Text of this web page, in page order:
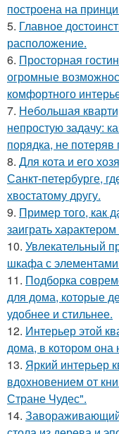
построена на
5. Главное
расположение.
6. Просторная
огромные
комфортного
7. Небольшая
непростую задачу:
порядка, не
8. Для кота и его
Санкт-петербурге,
хвостатому другу.
9. Пример того, как
заиграть
10. Увлекательный
шкафа с элементами
11. Подборка
для дома, которые
удобнее и стильнее.
12. Интерьер этой
дома, в котором она
13. Яркий интерьер
вдохновением от
Стране Чудес".
14. Завораживающий